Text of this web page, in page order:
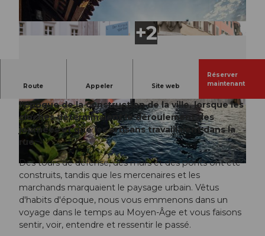
i
r
e
l
a
v
i
d
é
o
© Laila Bosco
Route Appeler Site web
Réserver
maintenant
Accompagnez-nous dans un voyage à Lucerne à
l’époque de la construction de la ville, lorsque les
cloches déterminaient le déroulement des
journées et que les artisans travaillaient dans la
rue.
Des tours de défense, des murs et des ponts ont été
construits, tandis que les mercenaires et les
marchands marquaient le paysage urbain. Vêtus
d'habits d'époque, nous vous emmenons dans un
voyage dans le temps au Moyen-Âge et vous faisons
sentir, voir, entendre et ressentir le passé.